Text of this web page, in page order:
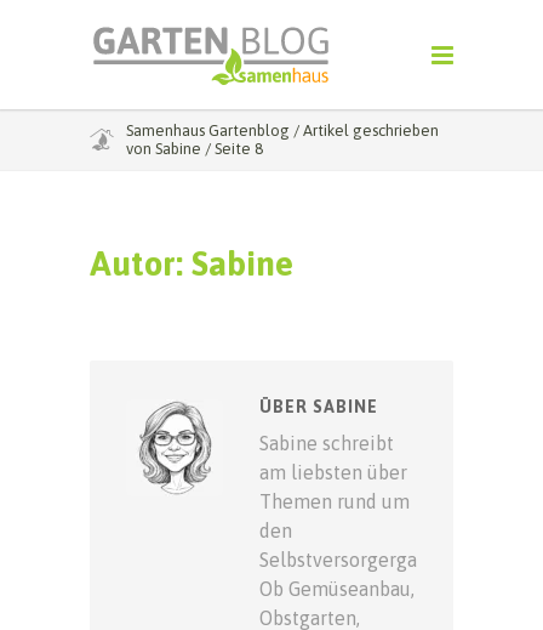
Samenhaus Gartenblog / Artikel geschrieben
von Sabine / Seite 8
Autor: Sabine
ÜBER SABINE
Sabine schreibt
am liebsten über
Themen rund um
den
Selbstversorgergarten.
Ob Gemüseanbau,
Obstgarten,